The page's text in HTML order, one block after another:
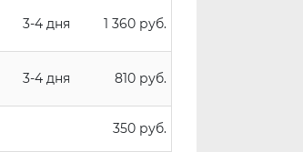
3-4 дня 1 360 руб.
3-4 дня 810 руб.
350 руб.